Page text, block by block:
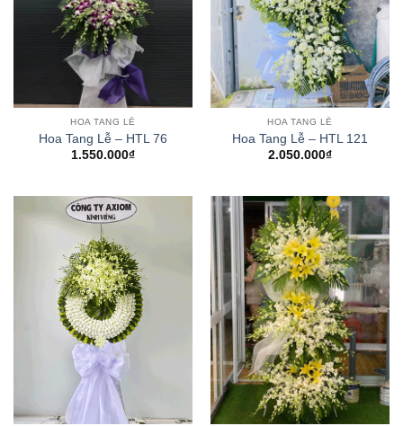
HOA TANG LỄ
Hoa Tang Lễ – HTL 76
1.550.000₫
HOA TANG LỄ
Hoa Tang Lễ – HTL 121
2.050.000₫